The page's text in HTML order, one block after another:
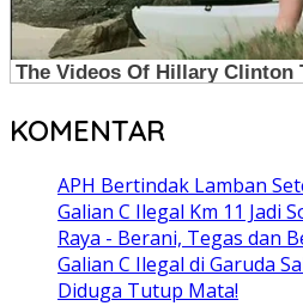
KOMENTAR
APH Bertindak Lamban
Galian C Ilegal Km 11 Jadi
Raya - Berani, Tegas dan
Galian C Ilegal di Garuda
Diduga Tutup Mata!